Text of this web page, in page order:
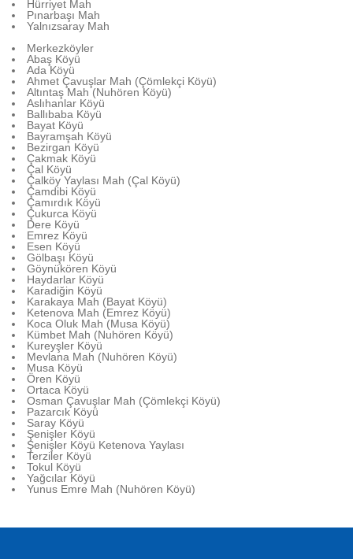
Hürriyet Mah
Pınarbaşı Mah
Yalnızsaray Mah
Merkezköyler
Abaş Köyü
Ada Köyü
Ahmet Çavuşlar Mah (Çömlekçi Köyü)
Altıntaş Mah (Nuhören Köyü)
Aslıhanlar Köyü
Ballıbaba Köyü
Bayat Köyü
Bayramşah Köyü
Bezirgan Köyü
Çakmak Köyü
Çal Köyü
Çalköy Yaylası Mah (Çal Köyü)
Çamdibi Köyü
Çamırdık Köyü
Çukurca Köyü
Dere Köyü
Emrez Köyü
Esen Köyü
Gölbaşı Köyü
Göynükören Köyü
Haydarlar Köyü
Karadiğin Köyü
Karakaya Mah (Bayat Köyü)
Ketenova Mah (Emrez Köyü)
Koca Oluk Mah (Musa Köyü)
Kümbet Mah (Nuhören Köyü)
Kureyşler Köyü
Mevlana Mah (Nuhören Köyü)
Musa Köyü
Ören Köyü
Ortaca Köyü
Osman Çavuşlar Mah (Çömlekçi Köyü)
Pazarcık Köyü
Saray Köyü
Şenişler Köyü
Şenişler Köyü Ketenova Yaylası
Terziler Köyü
Tokul Köyü
Yağcılar Köyü
Yunus Emre Mah (Nuhören Köyü)